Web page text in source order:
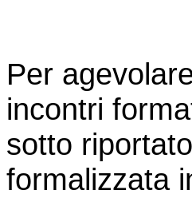
Per
incontri
sotto
formalizzata